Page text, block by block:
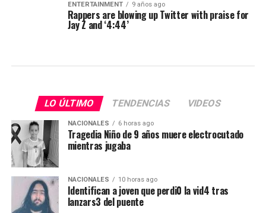
ENTERTAINMENT 9 años ago
Rappers are blowing up Twitter with praise for
Jay Z and ‘4:44’
LO ÚLTIMO TENDENCIAS VIDEOS
NACIONALES 6 horas ago
Tragedia Niño de 9 años muere electrocutado
mientras jugaba
NACIONALES 10 horas ago
Identifican a joven que perdi0 la vid4 tras
lanzars3 del puente